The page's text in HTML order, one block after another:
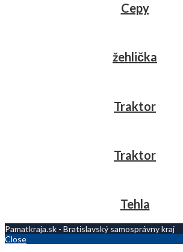
Cepy
žehlička
Traktor
Traktor
Tehla
Pamatkraja.sk - Bratislavský samosprávny kraj
Close